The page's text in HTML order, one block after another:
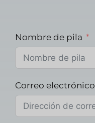
Nombre de pila
Correo electrónico